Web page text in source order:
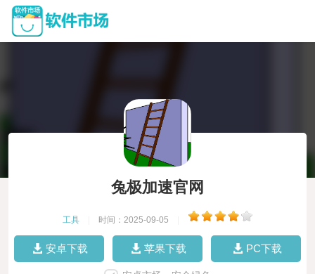
兔极加速官网
工具 时间：2025-09-05
安卓下载 苹果下载 PC下载